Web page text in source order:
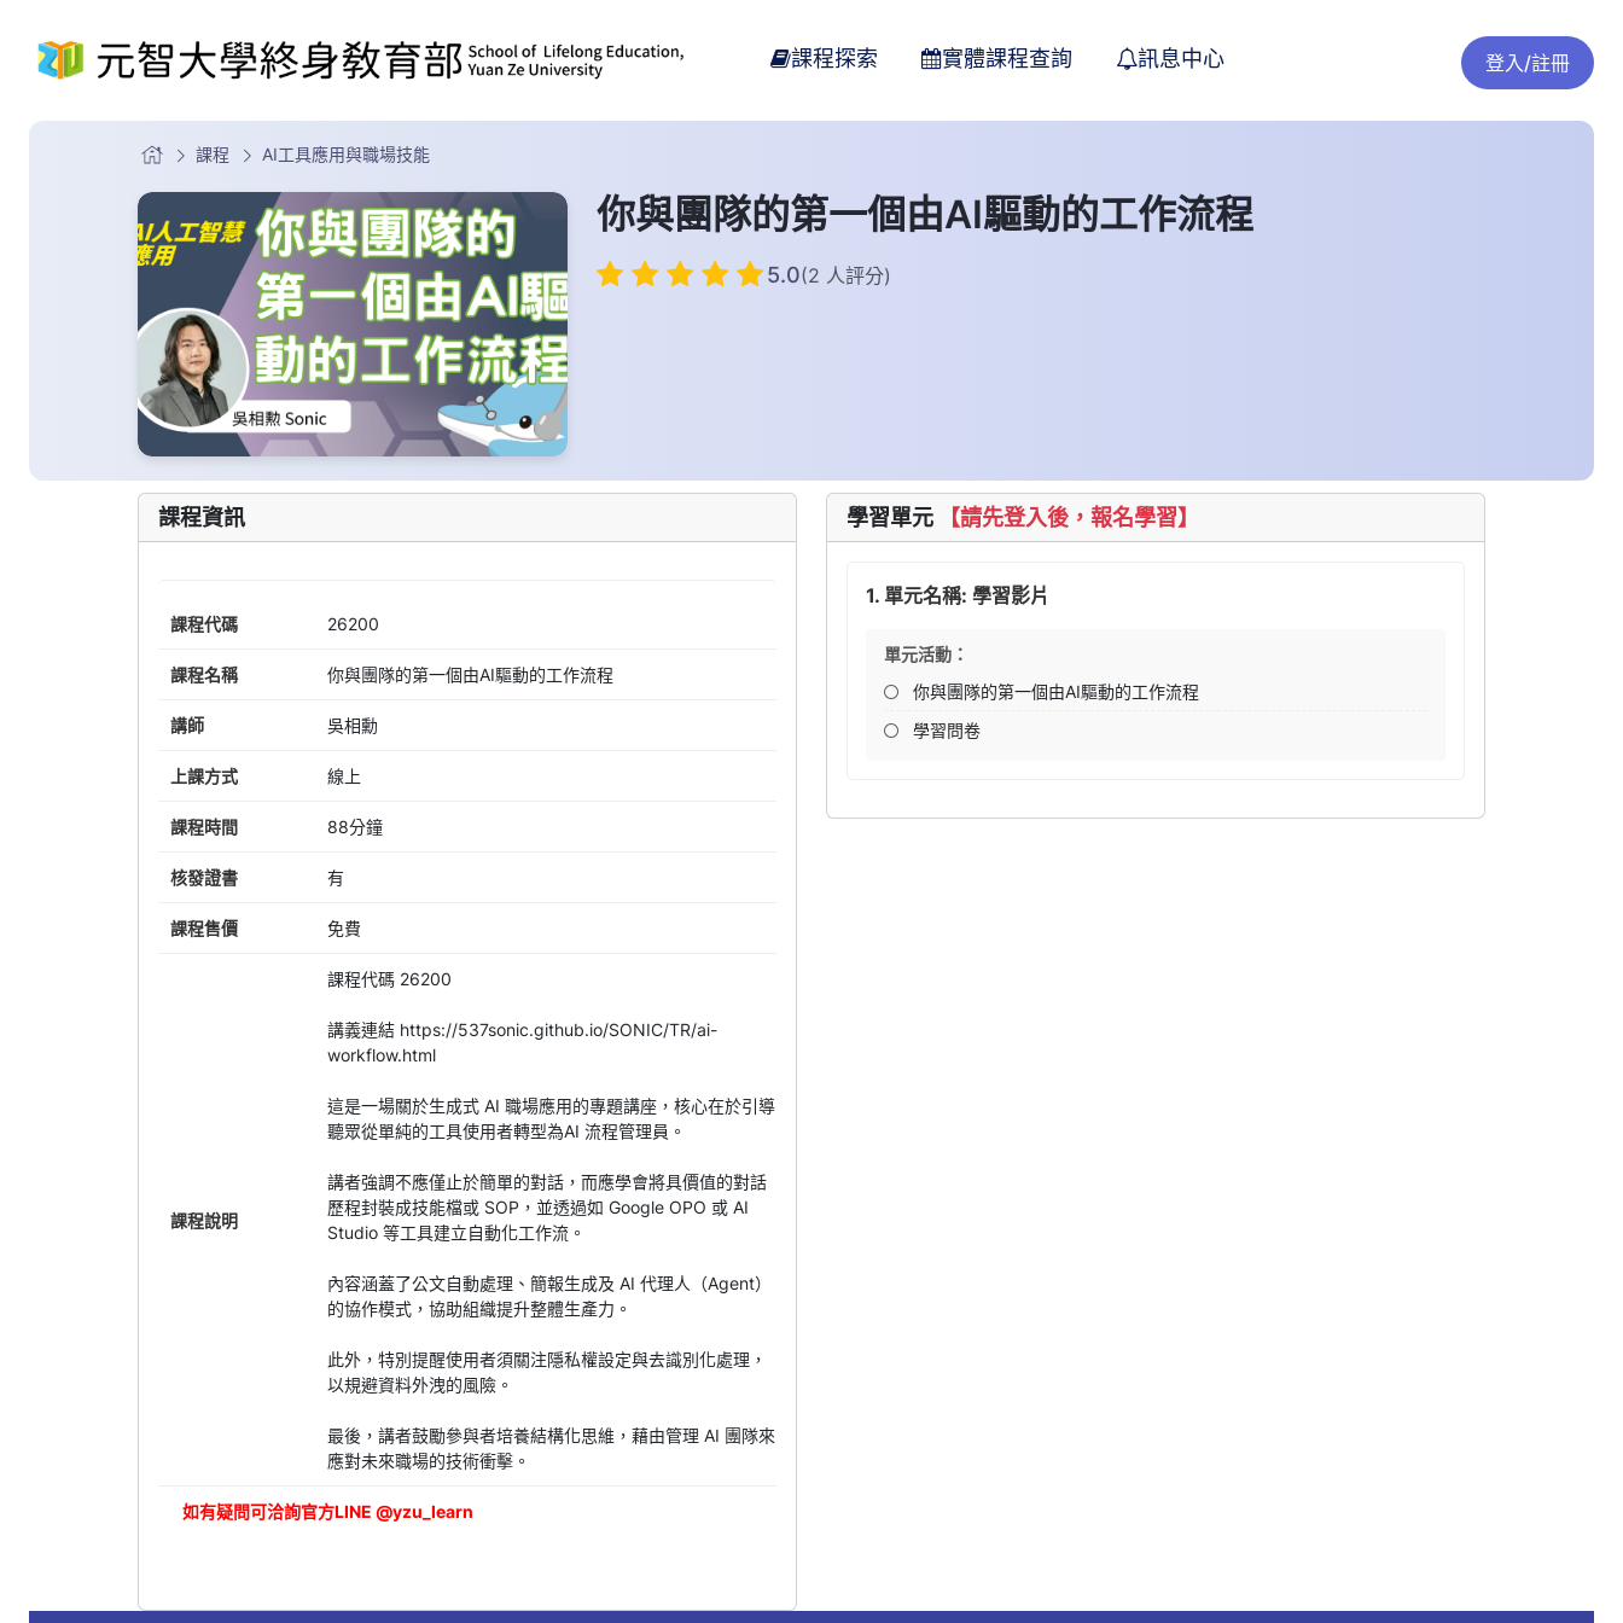
課程探索 實體課程查詢 訊息中心 登入/註冊
課程 AI工具應用與職場技能
你與團隊的第一個由AI驅動的工作流程
5.0(2 人評分)
課程資訊
課程代碼 26200
課程名稱 你與團隊的第一個由AI驅動的工作流程
講師 吳相勳
上課方式 線上
課程時間 88分鐘
核發證書 有
課程售價 免費
課程說明
課程代碼 26200
講義連結 https://537sonic.github.io/SONIC/TR/ai-
workflow.html
這是一場關於生成式 AI 職場應用的專題講座，核心在於引導
聽眾從單純的工具使用者轉型為AI 流程管理員。
講者強調不應僅止於簡單的對話，而應學會將具價值的對話
歷程封裝成技能檔或 SOP，並透過如 Google OPO 或 AI
Studio 等工具建立自動化工作流。
內容涵蓋了公文自動處理、簡報生成及 AI 代理人（Agent）
的協作模式，協助組織提升整體生產力。
此外，特別提醒使用者須關注隱私權設定與去識別化處理，
以規避資料外洩的風險。
最後，講者鼓勵參與者培養結構化思維，藉由管理 AI 團隊來
應對未來職場的技術衝擊。
如有疑問可洽詢官方LINE @yzu_learn
學習單元 【請先登入後，報名學習】
1. 單元名稱: 學習影片
單元活動：
你與團隊的第一個由AI驅動的工作流程
學習問卷